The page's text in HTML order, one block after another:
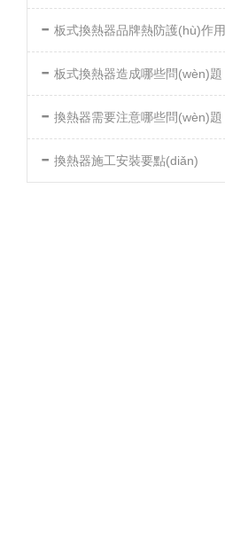
- 板式換熱器品牌熱防護(hù)作用
- 板式換熱器造成哪些問(wèn)題
- 換熱器需要注意哪些問(wèn)題
- 換熱器施工安裝要點(diǎn)